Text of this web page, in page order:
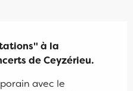
à la
de Ceyzérieu.
avec le